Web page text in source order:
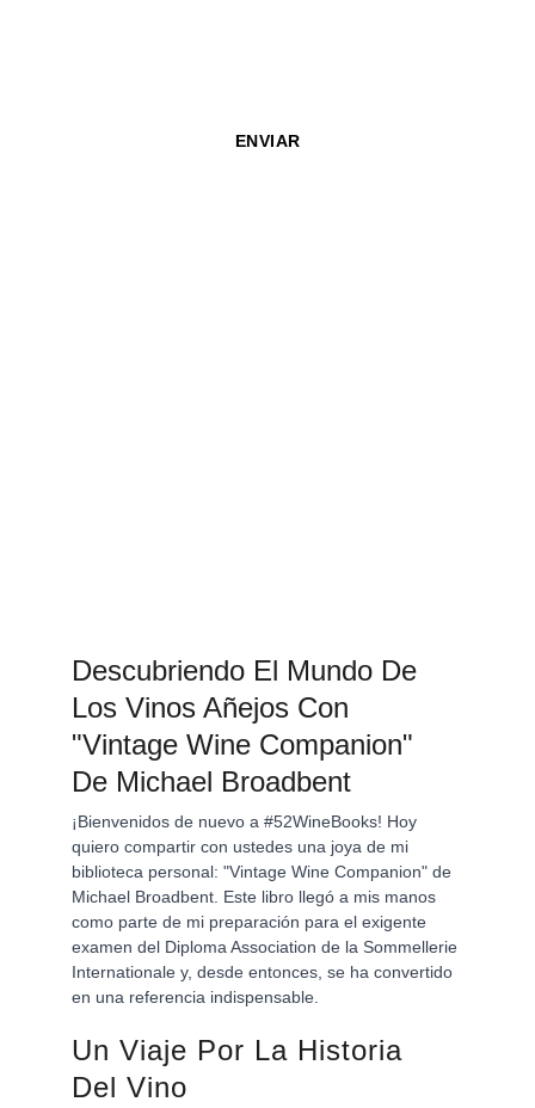
ENVIAR
Descubriendo El Mundo De
Los Vinos Añejos Con
"Vintage Wine Companion"
De Michael Broadbent
¡Bienvenidos de nuevo a #52WineBooks! Hoy
quiero compartir con ustedes una joya de mi
biblioteca personal: "Vintage Wine Companion" de
Michael Broadbent. Este libro llegó a mis manos
como parte de mi preparación para el exigente
examen del Diploma Association de la Sommellerie
Internationale y, desde entonces, se ha convertido
en una referencia indispensable.
Un Viaje Por La Historia
Del Vino